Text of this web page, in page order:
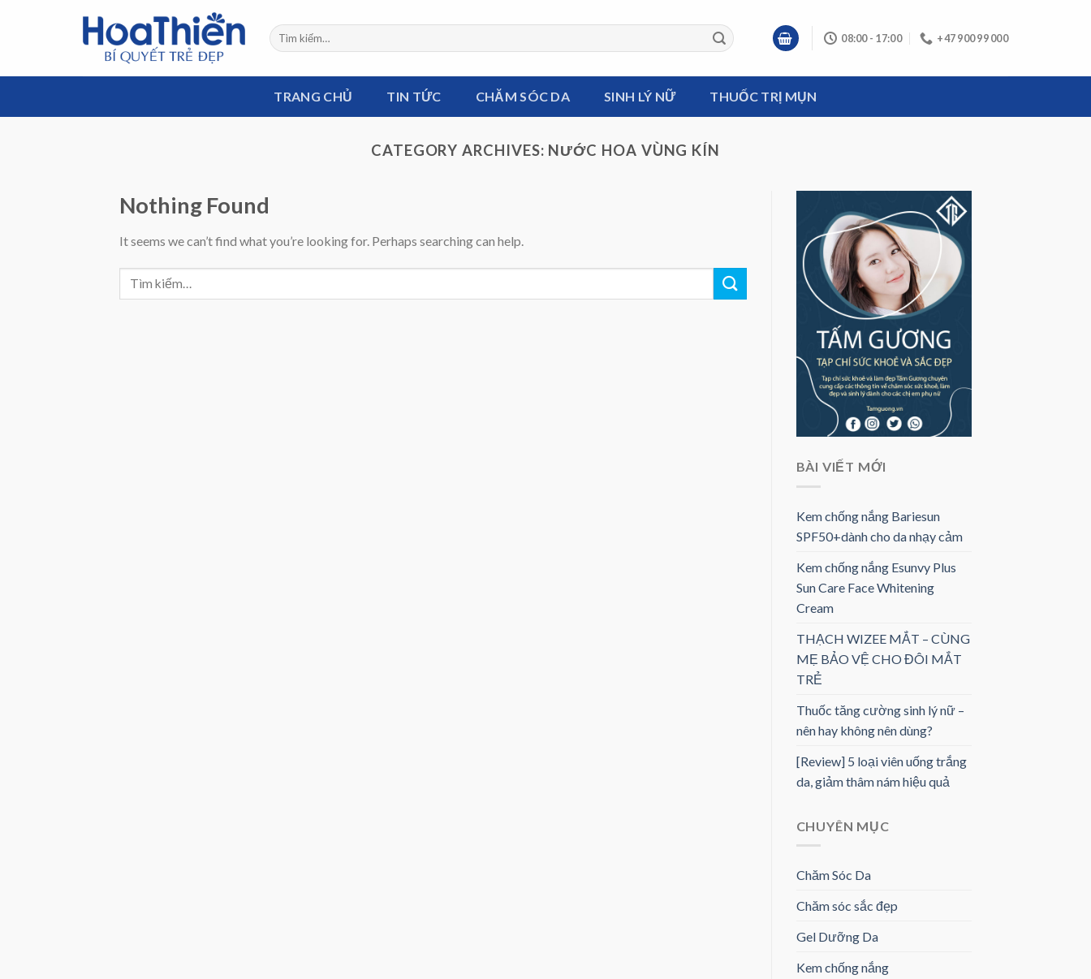
08:00 - 17:00 +47 900 99 000
TRANG CHỦ TIN TỨC CHĂM SÓC DA SINH LÝ NỮ THUỐC TRỊ MỤN
CATEGORY ARCHIVES: NƯỚC HOA VÙNG KÍN
Nothing Found
It seems we can’t find what you’re looking for. Perhaps searching can help.
BÀI VIẾT MỚI
Kem chống nắng Bariesun
SPF50+dành cho da nhạy cảm
Kem chống nắng Esunvy Plus
Sun Care Face Whitening
Cream
THẠCH WIZEE MẮT – CÙNG
MẸ BẢO VỆ CHO ĐÔI MẮT
TRẺ
Thuốc tăng cường sinh lý nữ –
nên hay không nên dùng?
[Review] 5 loại viên uống trắng
da, giảm thâm nám hiệu quả
CHUYÊN MỤC
Chăm Sóc Da
Chăm sóc sắc đẹp
Gel Dưỡng Da
Kem chống nắng